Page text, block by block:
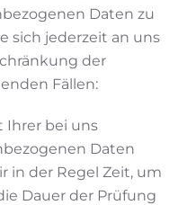
Daten zu
sich jederzeit an uns
der
Fällen:
Ihrer bei uns
Daten
in der Regel Zeit, um
Dauer der Prüfung